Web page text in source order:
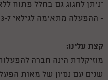
*ניתן לחגוג גם בחלל פתוח
- ההפעלה מתאימה לגילאי 3-7
קצת עלינו:
שנים עם נסיון של מאות